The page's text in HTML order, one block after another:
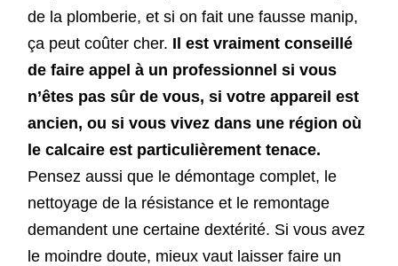
de la plomberie, et si on fait une fausse manip,
ça peut coûter cher. Il est vraiment conseillé
de faire appel à un professionnel si vous
n’êtes pas sûr de vous, si votre appareil est
ancien, ou si vous vivez dans une région où
le calcaire est particulièrement tenace.
Pensez aussi que le démontage complet, le
nettoyage de la résistance et le remontage
demandent une certaine dextérité. Si vous avez
le moindre doute, mieux vaut laisser faire un